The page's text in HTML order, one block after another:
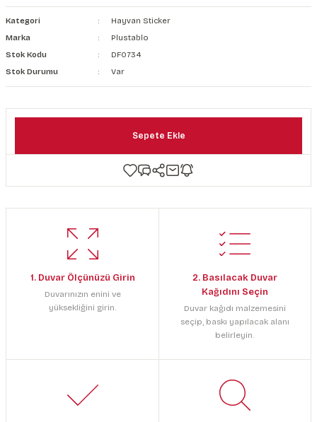
Duvar Kanvası
Kategori
Hayvan Sticker
Marka
Plustablo
Stok Kodu
DF0734
Stok Durumu
Var
Sepete Ekle
1. Duvar Ölçünüzü Girin
Duvarınızın enini ve
yüksekliğini girin.
2. Basılacak Duvar
Kağıdını Seçin
Duvar kağıdı malzemesini
seçip, baskı yapılacak alanı
belirleyin.